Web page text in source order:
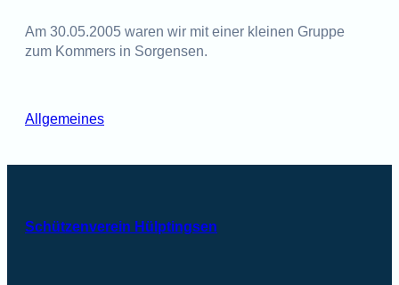
Am 30.05.2005 waren wir mit einer kleinen Gruppe
zum Kommers in Sorgensen.
Allgemeines
Schützenverein Hülptingsen